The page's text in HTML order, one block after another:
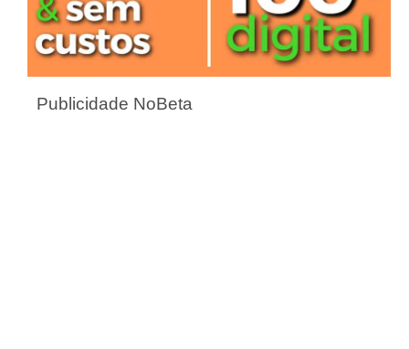
Publicidade NoBeta